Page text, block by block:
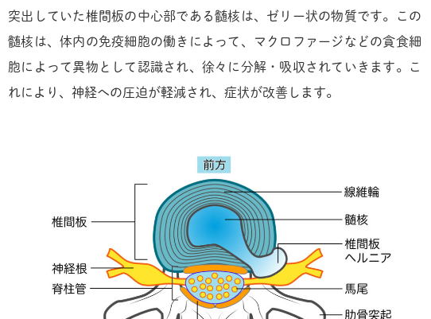
突出していた椎間板の中心部である髄核は、ゼリー状の物質です。この
髄核は、体内の免疫細胞の働きによって、マクロファージなどの貪食細
胞によって異物として認識され、徐々に分解・吸収されていきます。こ
れにより、神経への圧迫が軽減され、症状が改善します。